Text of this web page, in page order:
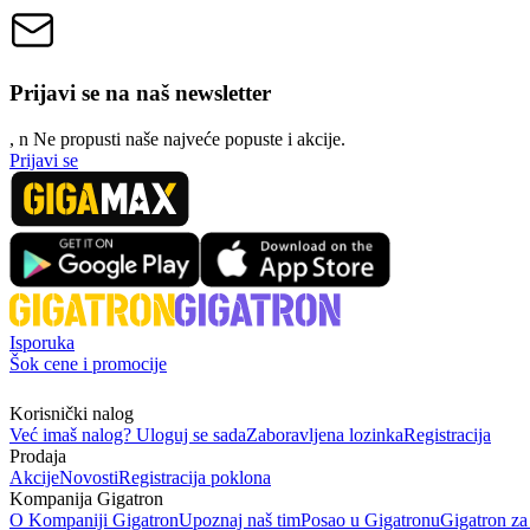
Prijavi se na naš newsletter
, n Ne propusti naše najveće popuste i akcije.
Prijavi se
Isporuka
Šok cene i promocije
Korisnički nalog
Već imaš nalog? Uloguj se sadaZaboravljena lozinkaRegistracija
Prodaja
AkcijeNovostiRegistracija poklona
Kompanija Gigatron
O Kompaniji GigatronUpoznaj naš timPosao u GigatronuGigatron